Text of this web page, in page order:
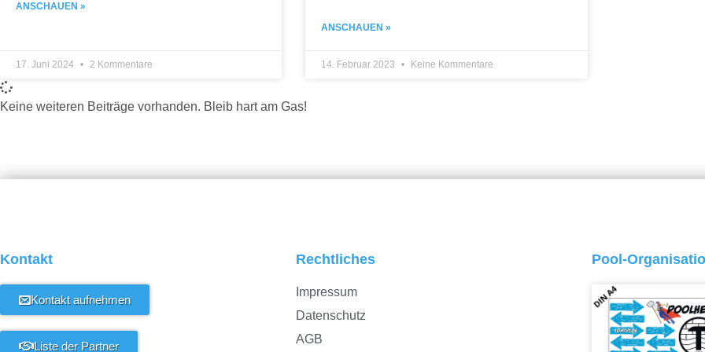
ANSCHAUEN »
17. Juni 2024 2 Kommentare
ANSCHAUEN »
14. Februar 2023 Keine Kommentare
Keine weiteren Beiträge vorhanden. Bleib hart am Gas!
Kontakt
Kontakt aufnehmen
Liste der Partner
Rechtliches
Impressum
Datenschutz
AGB
Pool-